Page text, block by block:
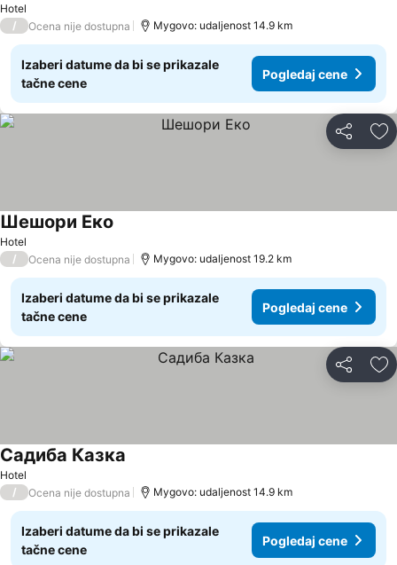
Hotel
/ Ocena nije dostupna Mygovo: udaljenost 14.9 km
Izaberi datume da bi se prikazale
tačne cene
Pogledaj cene
Deli
Hotel
Шешори Еко
/ Ocena nije dostupna Mygovo: udaljenost 19.2 km
Izaberi datume da bi se prikazale
tačne cene
Pogledaj cene
Deli
Hotel
Садиба Казка
/ Ocena nije dostupna Mygovo: udaljenost 14.9 km
Izaberi datume da bi se prikazale
tačne cene
Pogledaj cene